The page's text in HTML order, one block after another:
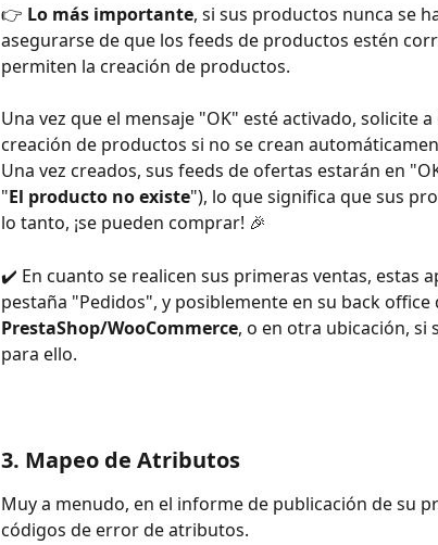
👉 Lo más importante, si sus productos nunca se
asegurarse de que los feeds de productos estén
permiten la creación de productos.
Una vez que el mensaje "OK" esté activado, solicite
creación de productos si no se crean
Una vez creados, sus feeds de ofertas estarán en
"El producto no existe"), lo que significa que sus
lo tanto, ¡se pueden comprar! 🎉
✔️ En cuanto se realicen sus primeras ventas, estas
pestaña "Pedidos", y posiblemente en su back office
PrestaShop/WooCommerce, o en otra ubicación,
para ello.
3. Mapeo de Atributos
Muy a menudo, en el informe de publicación de su
códigos de error de atributos.